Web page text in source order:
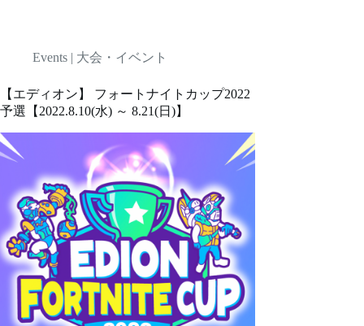
Events | 大会・イベント
【エディオン】 フォートナイトカップ2022
予選【2022.8.10(水) ～ 8.21(日)】